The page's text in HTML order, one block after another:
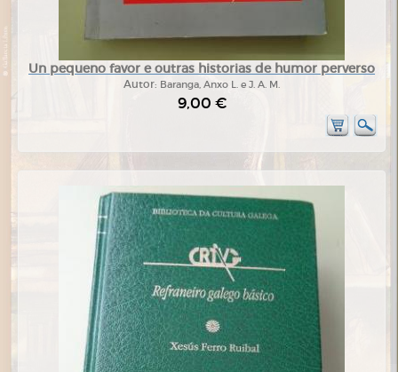
Un pequeno favor e outras historias de humor perverso
Autor: Baranga, Anxo L. e J. A. M.
9,00 €